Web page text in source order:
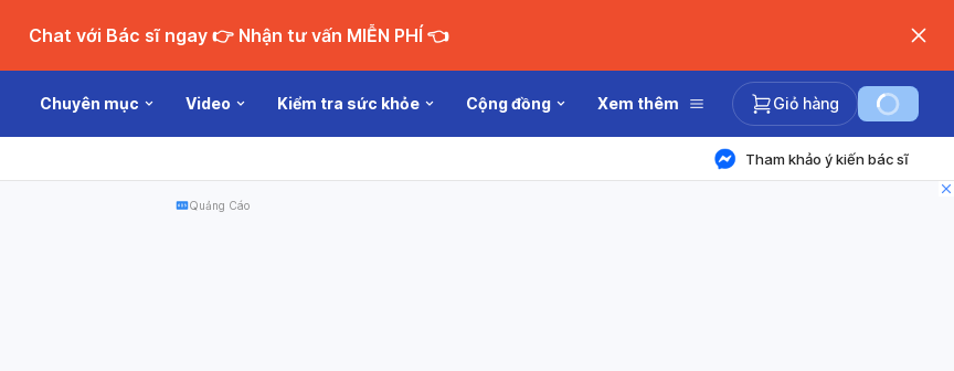
Chat với Bác sĩ ngay 👉 Nhận tư vấn MIỄN PHÍ 👈
Chuyên mục Video Kiểm tra sức khỏe Cộng đồng Xem thêm Giỏ hàng
Tham khảo ý kiến bác sĩ
Quảng Cáo